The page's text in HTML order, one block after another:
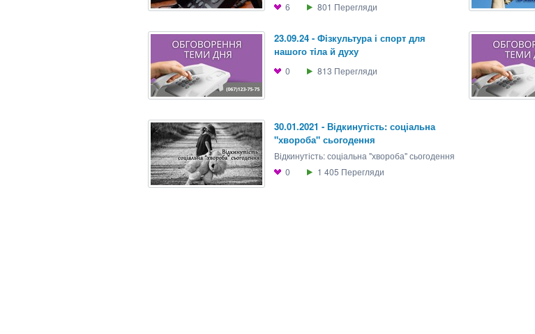
6
801 Перегляди
23.09.24 - Фiзкультура і спорт для
нашого тiла й духу
0 813 Перегляди
30.01.2021 - Відкинутість: соціальна
"хвороба" сьогодення
Відкинутість: соціальна "хвороба" сьогодення
0
1 405 Перегляди